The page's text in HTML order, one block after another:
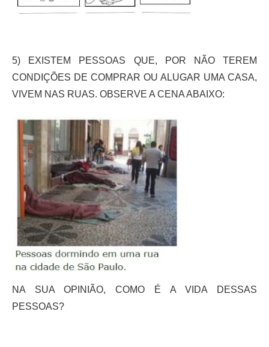
5) EXISTEM PESSOAS QUE, POR NÃO TEREM
CONDIÇÕES DE COMPRAR OU ALUGAR UMA CASA,
VIVEM NAS RUAS. OBSERVE A CENA ABAIXO:
NA SUA OPINIÃO, COMO É A VIDA DESSAS
PESSOAS?